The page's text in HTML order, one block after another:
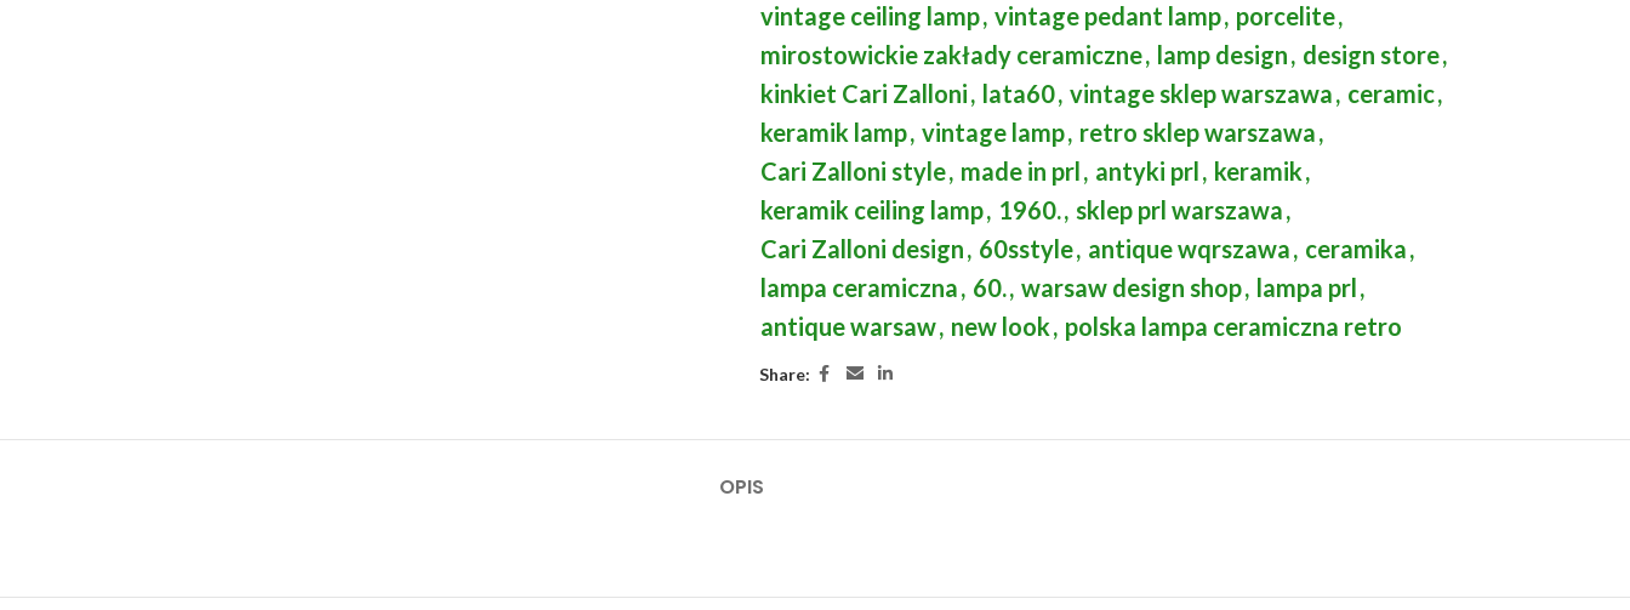
vintage ceiling lamp, vintage pedant lamp, porcelite,
mirostowickie zakłady ceramiczne, lamp design, design store,
kinkiet Cari Zalloni, lata60, vintage sklep warszawa, ceramic,
keramik lamp, vintage lamp, retro sklep warszawa,
Cari Zalloni style, made in prl, antyki prl, keramik,
keramik ceiling lamp, 1960., sklep prl warszawa,
Cari Zalloni design, 60sstyle, antique wqrszawa, ceramika,
lampa ceramiczna, 60., warsaw design shop, lampa prl,
antique warsaw, new look, polska lampa ceramiczna retro
Share:
OPIS